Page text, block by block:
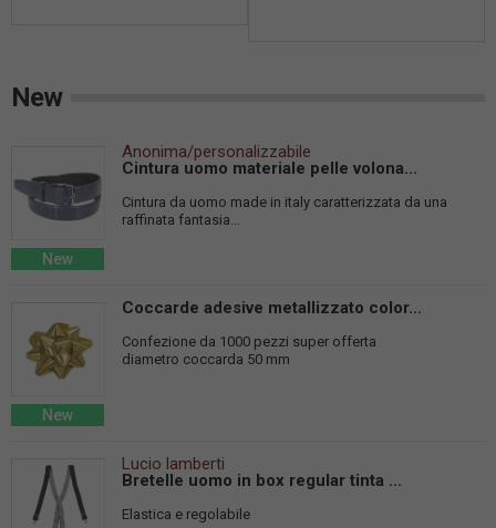
New
New
Anonima/personalizzabile
Cintura uomo materiale pelle volona...
Cintura da uomo made in italy caratterizzata da una
raffinata fantasia...
New
Coccarde adesive metallizzato color...
Confezione da 1000 pezzi super offerta
diametro coccarda 50 mm
Lucio lamberti
Bretelle uomo in box regular tinta ...
Elastica e regolabile